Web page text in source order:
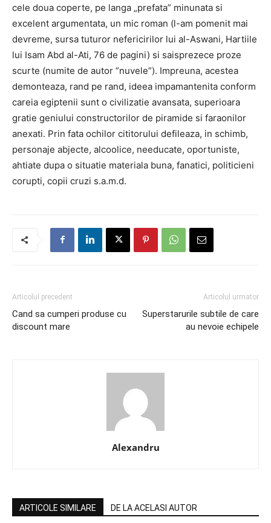
cele doua coperte, pe langa „prefata” minunata si
excelent argumentata, un mic roman (l-am pomenit mai
devreme, sursa tuturor nefericirilor lui al-Aswani, Hartiile
lui Isam Abd al-Ati, 76 de pagini) si saisprezece proze
scurte (numite de autor ”nuvele”). Impreuna, acestea
demonteaza, rand pe rand, ideea impamantenita conform
careia egiptenii sunt o civilizatie avansata, superioara
gratie geniului constructorilor de piramide si faraonilor
anexati. Prin fata ochilor cititorului defileaza, in schimb,
personaje abjecte, alcoolice, needucate, oportuniste,
ahtiate dupa o situatie materiala buna, fanatici, politicieni
corupti, copii cruzi s.a.m.d.
Articolul precedent
Cand sa cumperi produse cu
discount mare
Articolul urmator
Superstarurile subtile de care
au nevoie echipele
Alexandru
ARTICOLE SIMILARE DE LA ACELASI AUTOR